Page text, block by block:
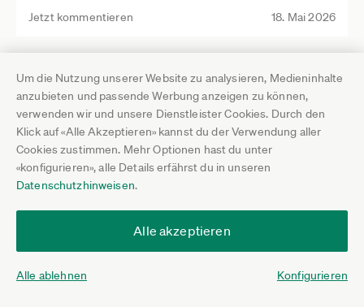
Um die Nutzung unserer Website zu analysieren, Medieninhalte
anzubieten und passende Werbung anzeigen zu können,
verwenden wir und unsere Dienstleister Cookies. Durch den
Klick auf «Alle Akzeptieren» kannst du der Verwendung aller
Cookies zustimmen. Mehr Optionen hast du unter
«konfigurieren», alle Details erfährst du in unseren
Datenschutzhinweisen.
Alle akzeptieren
Alle ablehnen Konfigurieren
Jetzt kommentieren 18. Mai 2026